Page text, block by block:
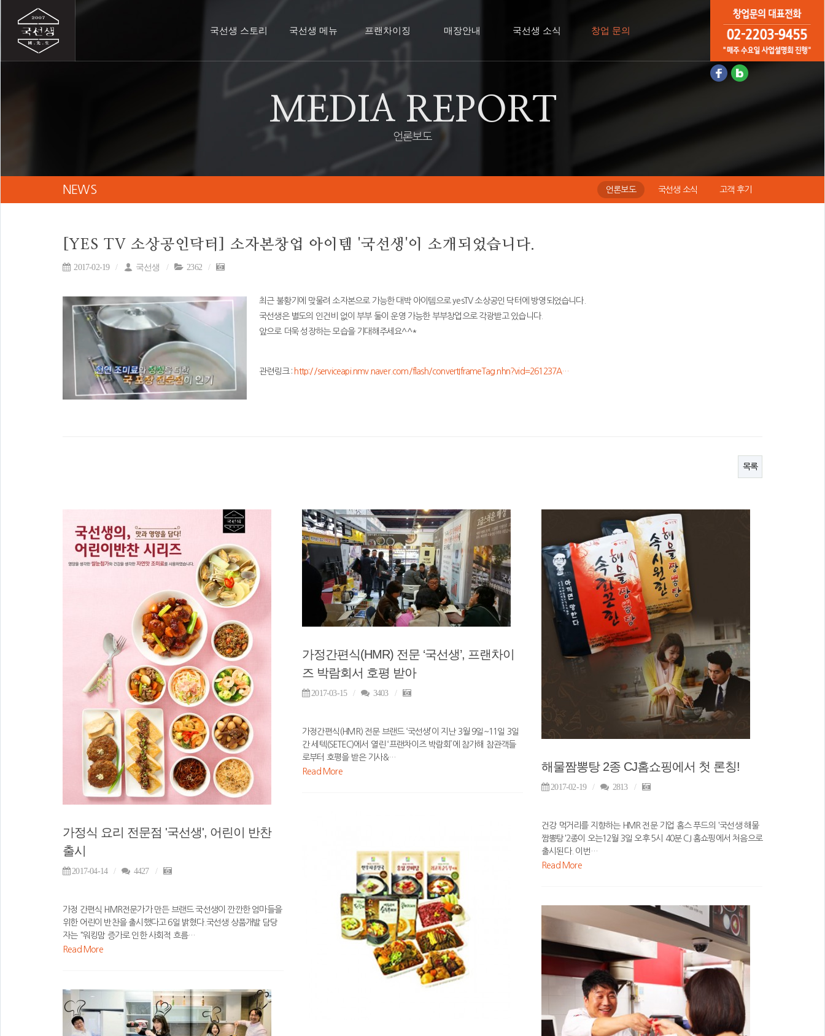
국선생 스토리 국선생 메뉴 프랜차이징 매장안내 국선생 소식 창업 문의
창업문의 대표전화
02-2203-9455
MEDIA REPORT
언론보도
NEWS 언론보도 국선생 소식 고객 후기
[YES TV 소상공인닥터] 소자본창업 아이템 '국선생'이 소개되었습니다.
2017-02-19 국선생 2362
최근 불황기에 맞물려 소자본으로 가능한 대박 아이템으로 yesTV 소상공인 닥터에 방영되었습니다.
국선생은 별도의 인건비 없이 부부 둘이 운영 가능한 부부창업으로 각광받고 있습니다.
앞으로 더욱 성장하는 모습을 기대해주세요^^*
관련링크 : http://serviceapi.nmv.naver.com/flash/convertIframeTag.nhn?vid=261237A…
목록
가정식 요리 전문점 '국선생', 어린이 반찬
출시
2017-04-14 4427
가정 간편식 HMR전문가가 만든 브랜드 국선생이 깐깐한 엄마들을
위한 어린이 반찬을 출시했다고 6일 밝혔다.국선생 상품개발 담당
자는 "워킹맘 증가로 인한 사회적 흐름…
Read More
가정간편식(HMR) 전문 ‘국선생’, 프랜차이
즈 박람회서 호평 받아
2017-03-15 3403
가정간편식(HMR) 전문 브랜드 ‘국선생’이 지난 3월 9일~11일 3일
간 세텍(SETEC)에서 열린 ‘프랜차이즈 박람회’에 참가해 참관객들
로부터 호평을 받은 기사&…
Read More
해물짬뽕탕 2종 CJ홈쇼핑에서 첫 론칭!
2017-02-19 2813
건강 먹거리를 지향하는 HMR 전문 기업 홈스 푸드의 '국선생 해물
짬뽕탕'2종이 오는12월 3일 오후 5시 40분 CJ 홈쇼핑에서 처음으로
출시된다. 이번…
Read More